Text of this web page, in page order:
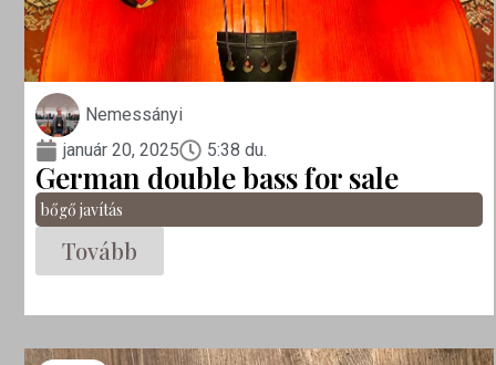
Nemessányi
január 20, 2025
5:38 du.
German double bass for sale
bőgő javítás
Tovább